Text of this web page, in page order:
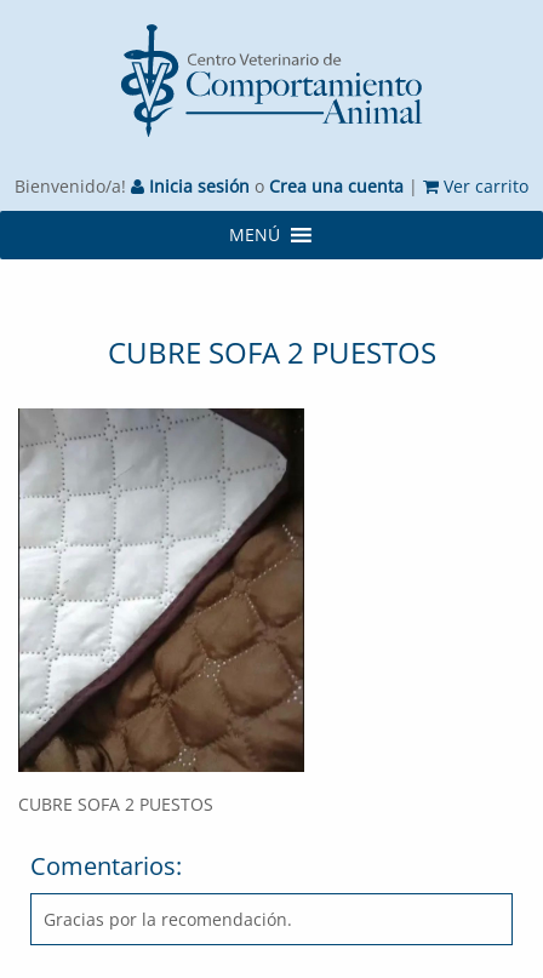
Bienvenido/a! Inicia sesión o Crea una cuenta | Ver carrito
MENÚ
CUBRE SOFA 2 PUESTOS
CUBRE SOFA 2 PUESTOS
Comentarios:
Gracias por la recomendación.